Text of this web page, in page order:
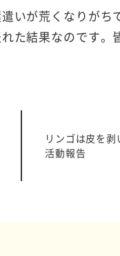
いが荒くなりがち
た結果なのです。
リンゴは皮を
活動報告